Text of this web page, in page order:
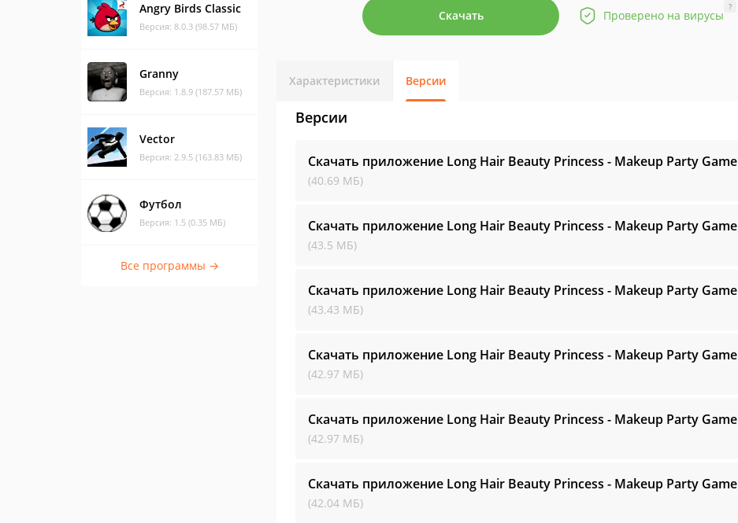
Angry Birds Classic
Версия: 8.0.3 (98.57 МБ)
Granny
Версия: 1.8.9 (187.57 МБ)
Vector
Версия: 2.9.5 (163.83 МБ)
Футбол
Версия: 1.5 (0.35 МБ)
Все программы →
Скачать Проверено на вирусы
?
Характеристики Версии
Версии
Скачать приложение Long Hair Beauty Princess - Makeup Party Game
(40.69 МБ)
Скачать приложение Long Hair Beauty Princess - Makeup Party Game
(43.5 МБ)
Скачать приложение Long Hair Beauty Princess - Makeup Party Game
(43.43 МБ)
Скачать приложение Long Hair Beauty Princess - Makeup Party Game
(42.97 МБ)
Скачать приложение Long Hair Beauty Princess - Makeup Party Game
(42.97 МБ)
Скачать приложение Long Hair Beauty Princess - Makeup Party Game
(42.04 МБ)